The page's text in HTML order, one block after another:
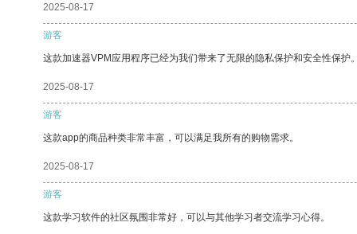
2025-08-17
游客
这款加速器VPM应用程序已经为我们带来了无限的隐私保护和安全性保护
2025-08-17
游客
这款app的商品种类非常丰富，可以满足我所有的购物需求。
2025-08-17
游客
这款学习软件的社区氛围非常好，可以与其他学习者交流学习心得。